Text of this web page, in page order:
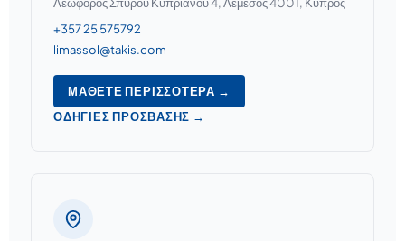
+357 25 575792
limassol@takis.com
ΜΆΘΕΤΕ ΠΕΡΙΣΣΌΤΕΡΑ →
ΟΔΗΓΊΕΣ ΠΡΌΣΒΑΣΗΣ →